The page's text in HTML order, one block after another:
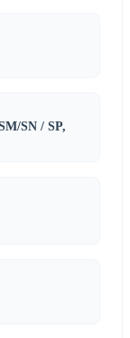
SN / SP,